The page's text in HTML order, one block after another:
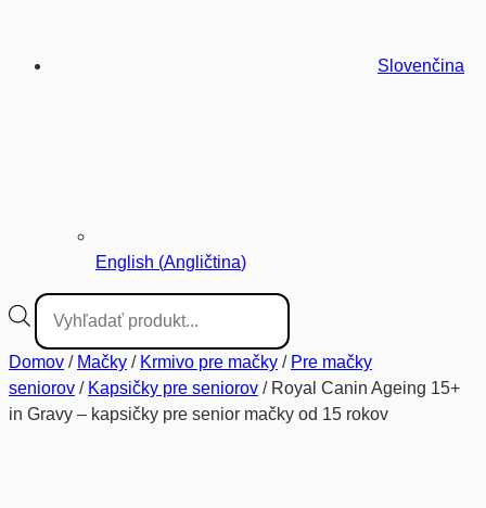
Slovenčina
English (Angličtina)
Vyhľadávanie
produktov
Domov / Mačky / Krmivo pre mačky / Pre mačky
seniorov / Kapsičky pre seniorov / Royal Canin Ageing 15+
in Gravy – kapsičky pre senior mačky od 15 rokov